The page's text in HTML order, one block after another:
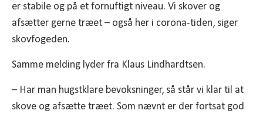
er stabile og på et fornuftigt niveau. Vi skover og
afsætter gerne træet – også her i corona-tiden, siger
skovfogeden.
Samme melding lyder fra Klaus Lindhardtsen.
– Har man hugstklare bevoksninger, så står vi klar til at
skove og afsætte træet. Som nævnt er der fortsat god